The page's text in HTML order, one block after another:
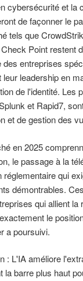
cybersécurité et la
de façonner le
tels que
Point restent
entreprises
leadership en
de l'identité. Les
et Rapid7,
et de gestion des
en 2025
le passage à la
réglementaire qui
démontrables.
qui allient la
le
a poursuivi.
: L'IA améliore
la barre plus haut